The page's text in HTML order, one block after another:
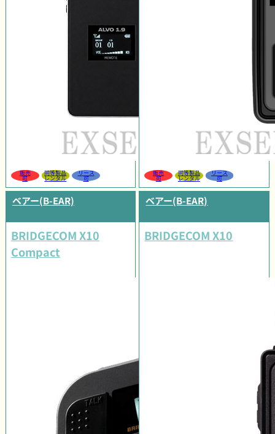
販売
可
同等製品
レンタル
リース
可
販売
可
同等製品
レンタル
リース
可
ベアー(B-EAR)
BRIDGECOM X10
Compact
ベアー(B-EAR)
BRIDGECOM X10